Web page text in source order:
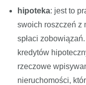
hipoteka: jest to
swoich roszczeń z
spłaci
kredytów
rzeczowe
nieruchomości,